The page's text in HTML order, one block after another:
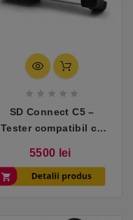
    
SD Connect C5 –
Tester compatibil cu
5500 lei